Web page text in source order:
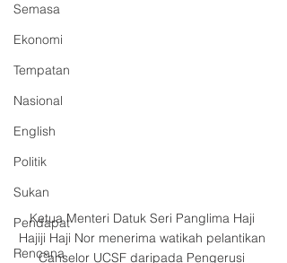
Semasa
Ekonomi
Tempatan
Nasional
English
Politik
Sukan
Pendapat
Rencana
Ketua Menteri Datuk Seri Panglima Haji
Hajiji Haji Nor menerima watikah pelantikan
Canselor UCSF daripada Pengerusi